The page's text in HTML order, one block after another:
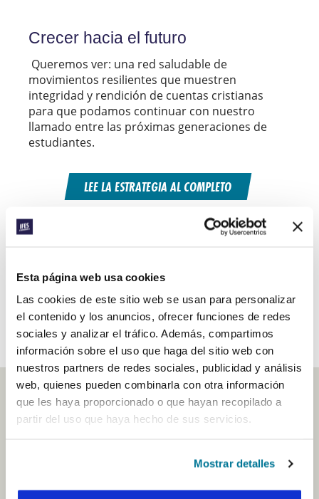
Esta página web usa cookies
Las cookies de este sitio web se usan para personalizar
el contenido y los anuncios, ofrecer funciones de redes
sociales y analizar el tráfico. Además, compartimos
información sobre el uso que haga del sitio web con
nuestros partners de redes sociales, publicidad y análisis
web, quienes pueden combinarla con otra información
que les haya proporcionado o que hayan recopilado a
partir del uso que haya hecho de sus servicios.
Mostrar detalles
Crecer hacia el futuro
Queremos ver: una red saludable de
movimientos resilientes que muestren
integridad y rendición de cuentas cristianas
para que podamos continuar con nuestro
llamado entre las próximas generaciones de
estudiantes.
LEE LA ESTRATEGIA AL COMPLETO
DESCUBRE NUESTROS SUBVENCIONES DE
CRECIENDO JUNTOS
Después de que la estrategia anterior, Piedras
Asamblea Mundial 2019 llevamos a cabo talleres